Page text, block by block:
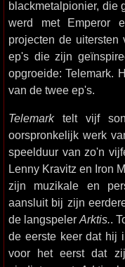
blackmetalpionier, die
werd met Emperor
projecten de uitersten
ep's die zijn
opgroeide: Telemark.
van de twee ep's.
Telemarktelt vijf
oorspronkelijk werk
speelduur van zo'n
Lenny Kravitz en Iron
zijn muzikale en
aansluit bij zijn
de langspeler Arktis..
de eerste keer dat hij
voor het eerst dat